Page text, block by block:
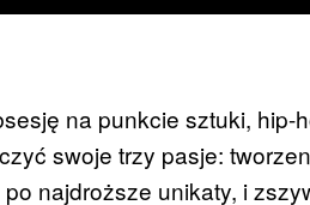
na punkcie sztuki, hip-
swoje trzy pasje:
najdroższe unikaty, i